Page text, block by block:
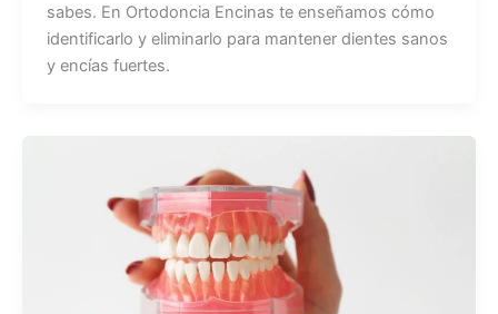
sabes. En Ortodoncia Encinas te enseñamos cómo
identificarlo y eliminarlo para mantener dientes sanos
y encías fuertes.